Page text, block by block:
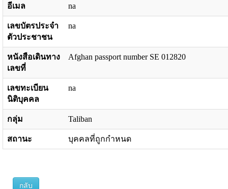
อีเมล na
เลขบัตรประจำ
ตัวประชาชน
na
หนังสือเดินทาง
เลขที่
Afghan passport number SE 012820
เลขทะเบียน
นิติบุคคล
na
กลุ่ม Taliban
สถานะ บุคคลที่ถูกกำหนด
กลับ